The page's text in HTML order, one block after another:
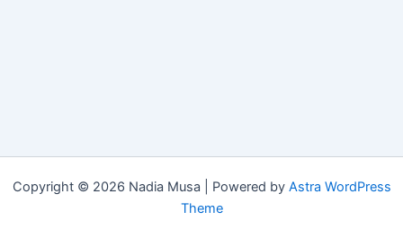
Copyright © 2026 Nadia Musa | Powered by Astra WordPress
Theme